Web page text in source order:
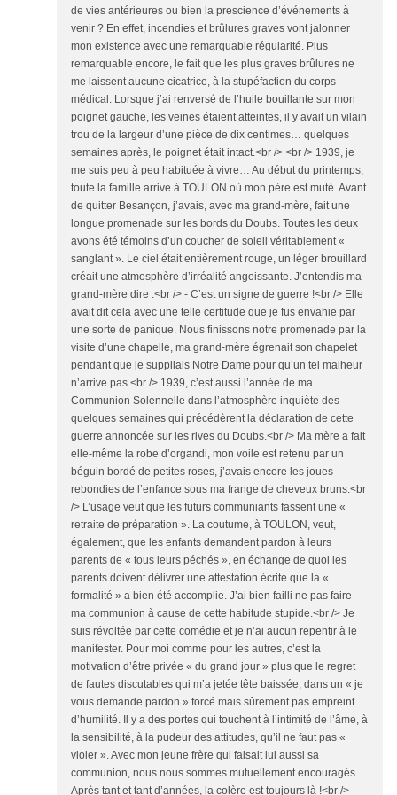
de vies antérieures ou bien la prescience d’événements à
venir ? En effet, incendies et brûlures graves vont jalonner
mon existence avec une remarquable régularité. Plus
remarquable encore, le fait que les plus graves brûlures ne
me laissent aucune cicatrice, à la stupéfaction du corps
médical. Lorsque j’ai renversé de l’huile bouillante sur mon
poignet gauche, les veines étaient atteintes, il y avait un vilain
trou de la largeur d’une pièce de dix centimes… quelques
semaines après, le poignet était intact.<br /> <br /> 1939, je
me suis peu à peu habituée à vivre… Au début du printemps,
toute la famille arrive à TOULON où mon père est muté. Avant
de quitter Besançon, j’avais, avec ma grand-mère, fait une
longue promenade sur les bords du Doubs. Toutes les deux
avons été témoins d’un coucher de soleil véritablement «
sanglant ». Le ciel était entièrement rouge, un léger brouillard
créait une atmosphère d’irréalité angoissante. J’entendis ma
grand-mère dire :<br /> - C’est un signe de guerre !<br /> Elle
avait dit cela avec une telle certitude que je fus envahie par
une sorte de panique. Nous finissons notre promenade par la
visite d’une chapelle, ma grand-mère égrenait son chapelet
pendant que je suppliais Notre Dame pour qu’un tel malheur
n’arrive pas.<br /> 1939, c’est aussi l’année de ma
Communion Solennelle dans l’atmosphère inquiète des
quelques semaines qui précédèrent la déclaration de cette
guerre annoncée sur les rives du Doubs.<br /> Ma mère a fait
elle-même la robe d’organdi, mon voile est retenu par un
béguin bordé de petites roses, j’avais encore les joues
rebondies de l’enfance sous ma frange de cheveux bruns.<br
/> L’usage veut que les futurs communiants fassent une «
retraite de préparation ». La coutume, à TOULON, veut,
également, que les enfants demandent pardon à leurs
parents de « tous leurs péchés », en échange de quoi les
parents doivent délivrer une attestation écrite que la «
formalité » a bien été accomplie. J’ai bien failli ne pas faire
ma communion à cause de cette habitude stupide.<br /> Je
suis révoltée par cette comédie et je n’ai aucun repentir à le
manifester. Pour moi comme pour les autres, c’est la
motivation d’être privée « du grand jour » plus que le regret
de fautes discutables qui m’a jetée tête baissée, dans un « je
vous demande pardon » forcé mais sûrement pas empreint
d’humilité. Il y a des portes qui touchent à l’intimité de l’âme, à
la sensibilité, à la pudeur des attitudes, qu’il ne faut pas «
violer ». Avec mon jeune frère qui faisait lui aussi sa
communion, nous nous sommes mutuellement encouragés.
Après tant et tant d’années, la colère est toujours là !<br />